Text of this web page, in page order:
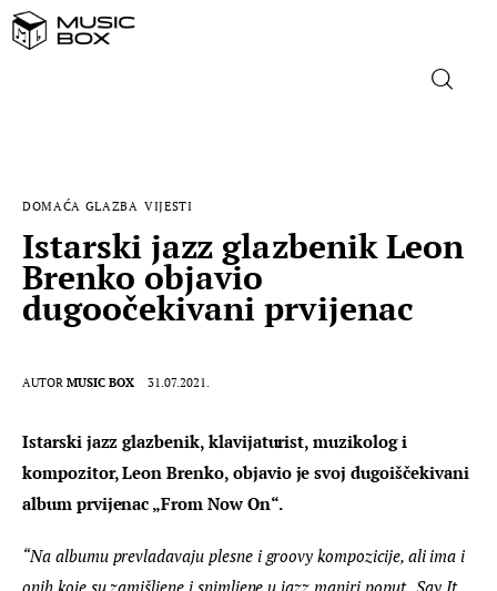
DOMAĆA GLAZBA
STRANA GLAZBA
MUSIC BOX
DOMAĆA GLAZBA VIJESTI
Istarski jazz glazbenik Leon
Brenko objavio
dugoočekivani prvijenac
AUTOR MUSIC BOX 31.07.2021.
Istarski jazz glazbenik, klavijaturist, muzikolog i
kompozitor, Leon Brenko, objavio je svoj dugoiščekivani
album prvijenac „From Now On“.
“Na albumu prevladavaju plesne i groovy kompozicije, ali ima i